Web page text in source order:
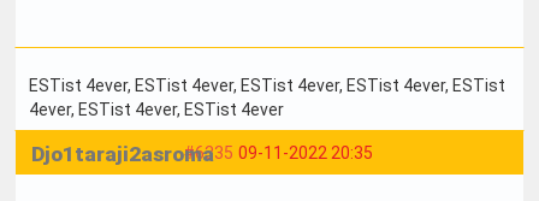
ESTist 4ever, ESTist 4ever, ESTist 4ever, ESTist 4ever, ESTist
4ever, ESTist 4ever, ESTist 4ever
#6335 09-11-2022 20:35
Djo1taraji2asroma